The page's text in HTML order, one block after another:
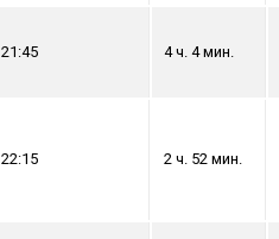
21:45 4 ч. 4 мин.
22:15 2 ч. 52 мин.